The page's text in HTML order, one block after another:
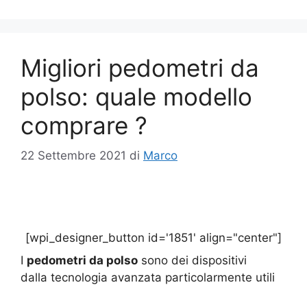
Migliori pedometri da
polso: quale modello
comprare ?
22 Settembre 2021 di Marco
[wpi_designer_button id='1851' align="center"]
I pedometri da polso sono dei dispositivi
dalla tecnologia avanzata particolarmente utili